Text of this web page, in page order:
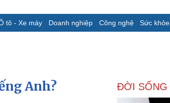
tô - Xe máy Doanh nghiệp Công nghệ Sức khỏe
Anh? ĐỜI SỐNG